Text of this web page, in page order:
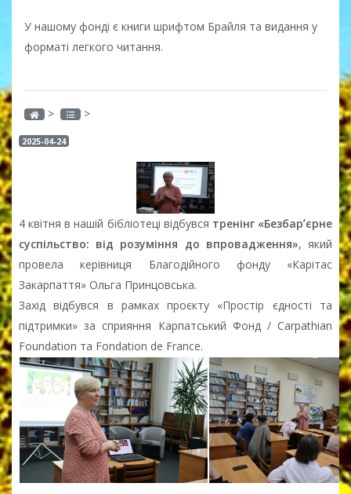
У нашому фонді є книги шрифтом Брайля та видання у
форматі легкого читання.
> >
2025-04-24
4 квітня в нашій бібліотеці відбувся тренінг «Безбарʼєрне
суспільство: від розуміння до впровадження», який
провела керівниця Благодійного фонду «Карітас
Закарпаття» Ольга Принцовська.
Захід відбувся в рамках проєкту «Простір єдності та
підтримки» за сприяння Карпатський Фонд / Carpathian
Foundation та Fondation de France.